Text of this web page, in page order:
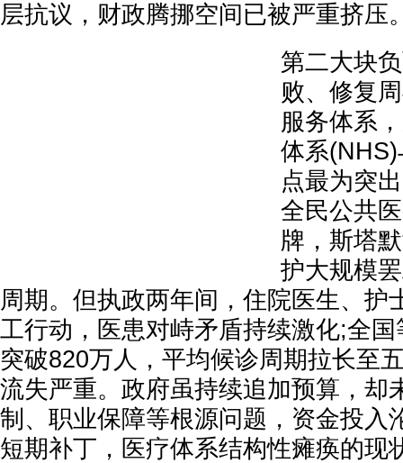
层抗议，财政腾挪空间已被严重挤压
第二大块
败、修复
服务体系
体系
点最为突
全民公共
牌，斯塔
护大规模
周期。但执政两年间，住院医生、护
工行动，医患对峙矛盾持续激化;全
突破820万人，平均候诊周期拉长至
流失严重。政府虽持续追加预算，却
制、职业保障等根源问题，资金投入
短期补丁，医疗体系结构性瘫痪的现